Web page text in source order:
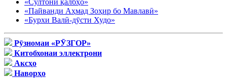
«Султони қалбҳо»
«Пайванди Аҳмад Зоҳир бо Мавлавӣ»
«Бурхи Валӣ-дӯсти Худо»
Рӯзномаи «РӮЗГОР»
Китобхонаи эллектрони
Аксҳо
Наворҳо